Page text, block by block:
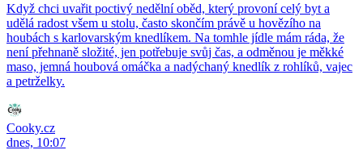
Když chci uvařit poctivý nedělní oběd, který provoní celý byt a
udělá radost všem u stolu, často skončím právě u hovězího na
houbách s karlovarským knedlíkem. Na tomhle jídle mám ráda, že
není přehnaně složité, jen potřebuje svůj čas, a odměnou je měkké
maso, jemná houbová omáčka a nadýchaný knedlík z rohlíků, vajec
a petrželky.
Cooky.cz
dnes, 10:07